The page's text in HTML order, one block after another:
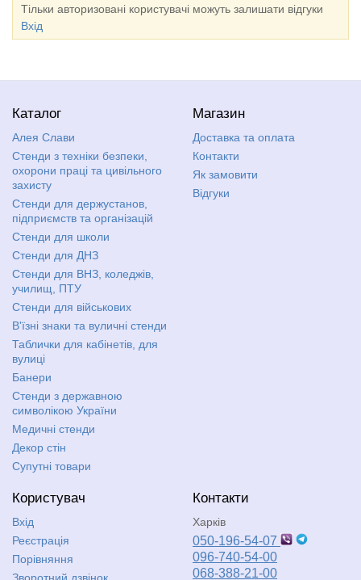
Тільки авторизовані користувачі можуть залишати відгуки
Вхід
Каталог
Алея Слави
Стенди з техніки безпеки,
охорони праці та цивільного
захисту
Стенди для держустанов,
підприємств та організацій
Стенди для школи
Стенди для ДНЗ
Стенди для ВНЗ, коледжів,
училищ, ПТУ
Стенди для військових
В'їзні знаки та вуличні стенди
Таблички для кабінетів, для
вулиці
Банери
Стенди з державною
символікою України
Медичні стенди
Декор стін
Супутні товари
Магазин
Доставка та оплата
Контакти
Як замовити
Відгуки
Користувач
Вхід
Реєстрація
Порівняння
Зворотний дзвінок
Контакти
Харків
050-196-54-07
096-740-54-00
068-388-21-00